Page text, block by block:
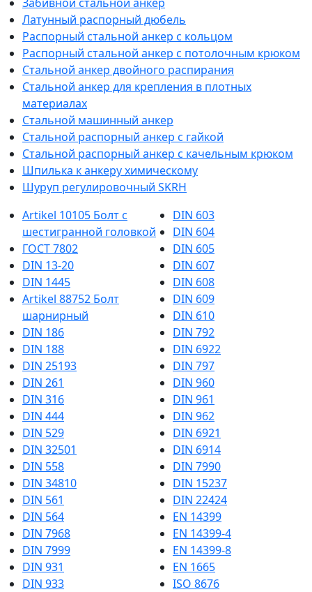
Латунный распорный дюбель
Распорный стальной анкер с кольцом
Распорный стальной анкер с потолочным крюком
Стальной анкер двойного распирания
Стальной анкер для крепления в плотных
материалах
Стальной машинный анкер
Стальной распорный анкер с гайкой
Стальной распорный анкер с качельным крюком
Шпилька к анкеру химическому
Шуруп регулировочный SKRH
Artikel 10105 Болт с
шестигранной головкой
ГОСТ 7802
DIN 13-20
DIN 1445
Artikel 88752 Болт
шарнирный
DIN 186
DIN 188
DIN 25193
DIN 261
DIN 316
DIN 444
DIN 529
DIN 32501
DIN 558
DIN 34810
DIN 561
DIN 564
DIN 7968
DIN 7999
DIN 931
DIN 933
DIN 603
DIN 604
DIN 605
DIN 607
DIN 608
DIN 609
DIN 610
DIN 792
DIN 6922
DIN 797
DIN 960
DIN 961
DIN 962
DIN 6921
DIN 6914
DIN 7990
DIN 15237
DIN 22424
EN 14399
EN 14399-4
EN 14399-8
EN 1665
ISO 8676